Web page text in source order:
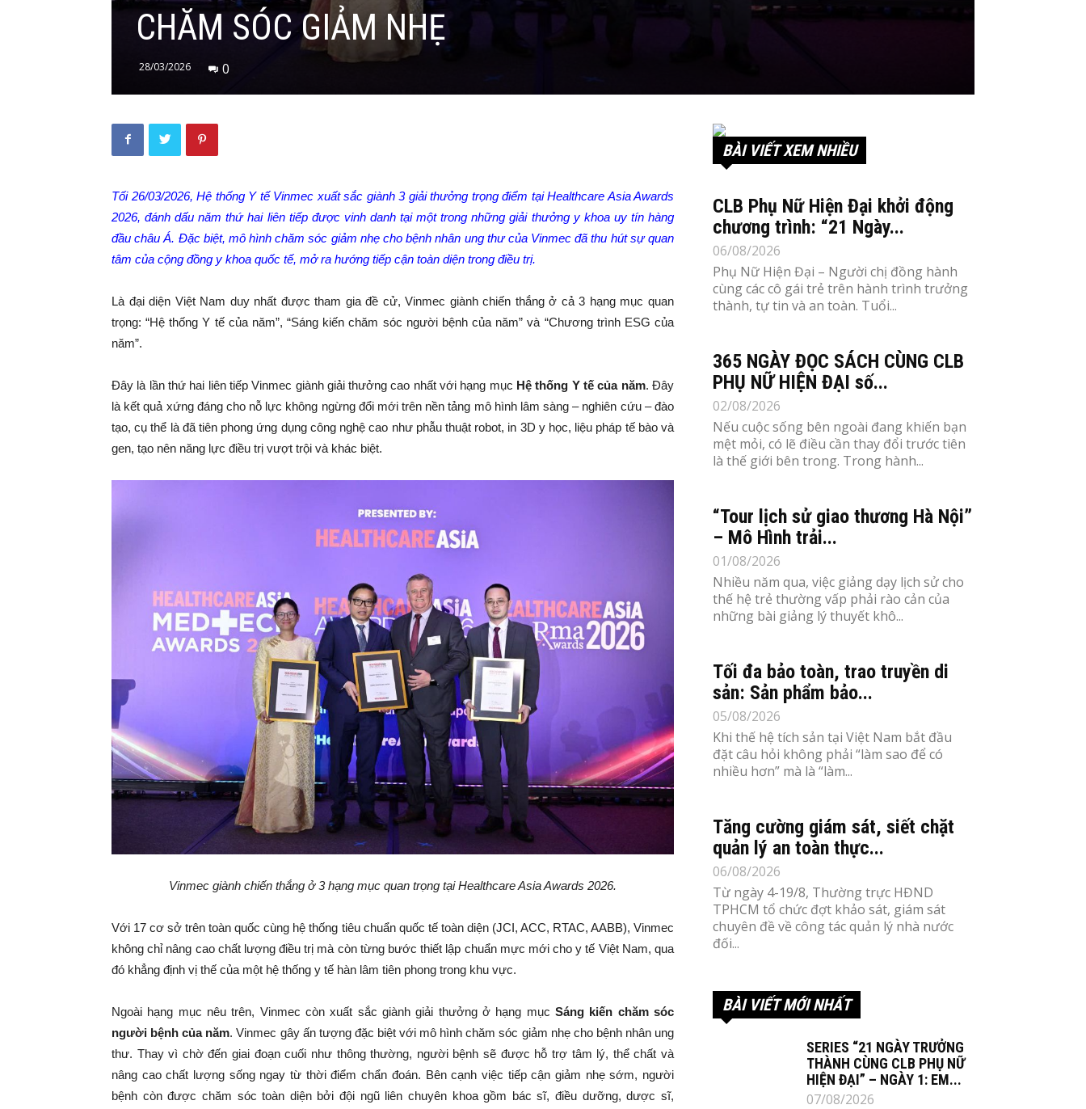
CHĂM SÓC GIẢM NHẸ
28/03/2026 0
Tối 26/03/2026, Hệ thống Y tế Vinmec xuất sắc giành 3 giải thưởng trọng điểm tại Healthcare Asia Awards
2026, đánh dấu năm thứ hai liên tiếp được vinh danh tại một trong những giải thưởng y khoa uy tín hàng
đầu châu Á. Đặc biệt, mô hình chăm sóc giảm nhẹ cho bệnh nhân ung thư của Vinmec đã thu hút sự quan
tâm của cộng đồng y khoa quốc tế, mở ra hướng tiếp cận toàn diện trong điều trị.
Là đại diện Việt Nam duy nhất được tham gia đề cử, Vinmec giành chiến thắng ở cả 3 hạng mục quan
trọng: “Hệ thống Y tế của năm”, “Sáng kiến chăm sóc người bệnh của năm” và “Chương trình ESG của
năm”.
Đây là lần thứ hai liên tiếp Vinmec giành giải thưởng cao nhất với hạng mục Hệ thống Y tế của năm. Đây
là kết quả xứng đáng cho nỗ lực không ngừng đổi mới trên nền tảng mô hình lâm sàng – nghiên cứu – đào
tạo, cụ thể là đã tiên phong ứng dụng công nghệ cao như phẫu thuật robot, in 3D y học, liệu pháp tế bào và
gen, tạo nên năng lực điều trị vượt trội và khác biệt.
Vinmec giành chiến thắng ở 3 hạng mục quan trọng tại Healthcare Asia Awards 2026.
Với 17 cơ sở trên toàn quốc cùng hệ thống tiêu chuẩn quốc tế toàn diện (JCI, ACC, RTAC, AABB), Vinmec
không chỉ nâng cao chất lượng điều trị mà còn từng bước thiết lập chuẩn mực mới cho y tế Việt Nam, qua
đó khẳng định vị thế của một hệ thống y tế hàn lâm tiên phong trong khu vực.
Ngoài hạng mục nêu trên, Vinmec còn xuất sắc giành giải thưởng ở hạng mục Sáng kiến chăm sóc
người bệnh của năm. Vinmec gây ấn tượng đặc biệt với mô hình chăm sóc giảm nhẹ cho bệnh nhân ung
thư. Thay vì chờ đến giai đoạn cuối như thông thường, người bệnh sẽ được hỗ trợ tâm lý, thể chất và
nâng cao chất lượng sống ngay từ thời điểm chẩn đoán. Bên cạnh việc tiếp cận giảm nhẹ sớm, người
bệnh còn được chăm sóc toàn diện bởi đội ngũ liên chuyên khoa gồm bác sĩ, điều dưỡng, dược sĩ,
BÀI VIẾT XEM NHIỀU
CLB Phụ Nữ Hiện Đại khởi động
chương trình: “21 Ngày...
06/08/2026
Phụ Nữ Hiện Đại – Người chị đồng hành
cùng các cô gái trẻ trên hành trình trưởng
thành, tự tin và an toàn. Tuổi...
365 NGÀY ĐỌC SÁCH CÙNG CLB
PHỤ NỮ HIỆN ĐẠI số...
02/08/2026
Nếu cuộc sống bên ngoài đang khiến bạn
mệt mỏi, có lẽ điều cần thay đổi trước tiên
là thế giới bên trong. Trong hành...
“Tour lịch sử giao thương Hà Nội”
– Mô Hình trải...
01/08/2026
Nhiều năm qua, việc giảng dạy lịch sử cho
thế hệ trẻ thường vấp phải rào cản của
những bài giảng lý thuyết khô...
Tối đa bảo toàn, trao truyền di
sản: Sản phẩm bảo...
05/08/2026
Khi thế hệ tích sản tại Việt Nam bắt đầu
đặt câu hỏi không phải “làm sao để có
nhiều hơn” mà là “làm...
Tăng cường giám sát, siết chặt
quản lý an toàn thực...
06/08/2026
Từ ngày 4-19/8, Thường trực HĐND
TPHCM tổ chức đợt khảo sát, giám sát
chuyên đề về công tác quản lý nhà nước
đối...
BÀI VIẾT MỚI NHẤT
SERIES “21 NGÀY TRƯỞNG
THÀNH CÙNG CLB PHỤ NỮ
HIỆN ĐẠI” – NGÀY 1: EM...
07/08/2026